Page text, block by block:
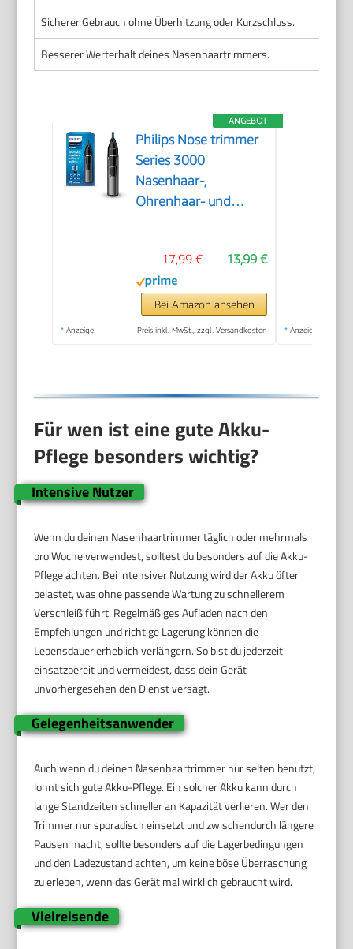
Sicherer Gebrauch ohne Überhitzung oder Kurzschluss.
Besserer Werterhalt deines Nasenhaartrimmers.
ANGEBOT
Philips Nose trimmer
Series 3000
Nasenhaar-,
Ohrenhaar- und
Technologie (Modell
NT3650/16)
13,99 €
17,99 €
Bei Amazon ansehen
* Anzeige Preis inkl. MwSt., zzgl. Versandkosten * Anzeige
Für wen ist eine gute Akku-
Pflege besonders wichtig?
Intensive Nutzer
Wenn du deinen Nasenhaartrimmer täglich oder mehrmals
pro Woche verwendest, solltest du besonders auf die Akku-
Pflege achten. Bei intensiver Nutzung wird der Akku öfter
belastet, was ohne passende Wartung zu schnellerem
Verschleiß führt. Regelmäßiges Aufladen nach den
Empfehlungen und richtige Lagerung können die
Lebensdauer erheblich verlängern. So bist du jederzeit
einsatzbereit und vermeidest, dass dein Gerät
unvorhergesehen den Dienst versagt.
Gelegenheitsanwender
Auch wenn du deinen Nasenhaartrimmer nur selten benutzt,
lohnt sich gute Akku-Pflege. Ein solcher Akku kann durch
lange Standzeiten schneller an Kapazität verlieren. Wer den
Trimmer nur sporadisch einsetzt und zwischendurch längere
Pausen macht, sollte besonders auf die Lagerbedingungen
und den Ladezustand achten, um keine böse Überraschung
zu erleben, wenn das Gerät mal wirklich gebraucht wird.
Vielreisende